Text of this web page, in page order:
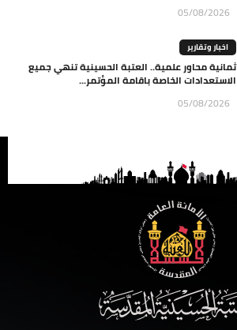
05/08/2026
اخبار وتقارير
ثمانية محاور علمية.. العتبة الحسينية تنهي جميع
الاستعدادات الخاصة باقامة المؤتمر...
05/08/2026